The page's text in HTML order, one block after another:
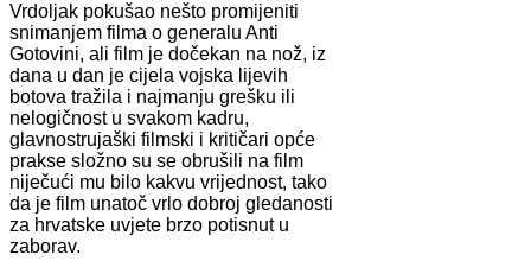
Vrdoljak pokušao nešto promijeniti
snimanjem filma o generalu Anti
Gotovini, ali film je dočekan na nož, iz
dana u dan je cijela vojska lijevih
botova tražila i najmanju grešku ili
nelogičnost u svakom kadru,
glavnostrujaški filmski i kritičari opće
prakse složno su se obrušili na film
niječući mu bilo kakvu vrijednost, tako
da je film unatoč vrlo dobroj gledanosti
za hrvatske uvjete brzo potisnut u
zaborav.